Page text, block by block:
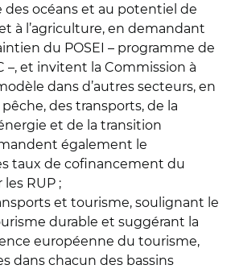
des océans et au potentiel de
à l’agriculture, en demandant
du POSEI – programme de
–, et invitent la Commission à
dans d’autres secteurs, en
des transports, de la
et de la transition
également le
taux de cofinancement du
les RUP ;
et tourisme, soulignant le
durable et suggérant la
européenne du tourisme,
dans chacun des bassins